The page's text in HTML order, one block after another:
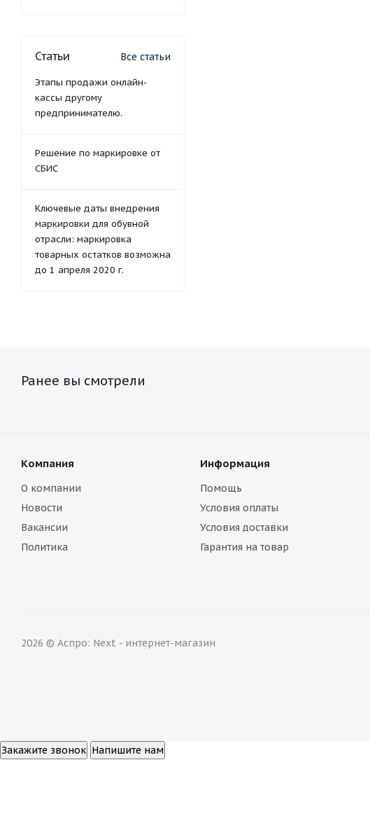
Статьи Все статьи
Этапы продажи онлайн-
кассы другому
предпринимателю.
Решение по маркировке от
СБИС
Ключевые даты внедрения
маркировки для обувной
отрасли: маркировка
товарных остатков возможна
до 1 апреля 2020 г.
Ранее вы смотрели
Компания
О компании
Новости
Вакансии
Политика
Информация
Помощь
Условия оплаты
Условия доставки
Гарантия на товар
2026 © Аспро: Next - интернет-магазин
Закажите звонок Напишите нам